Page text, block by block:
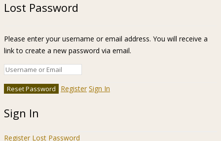
Lost Password
Please enter your username or email address. You will receive a
link to create a new password via email.
Register Sign In
Sign In
Register Lost Password